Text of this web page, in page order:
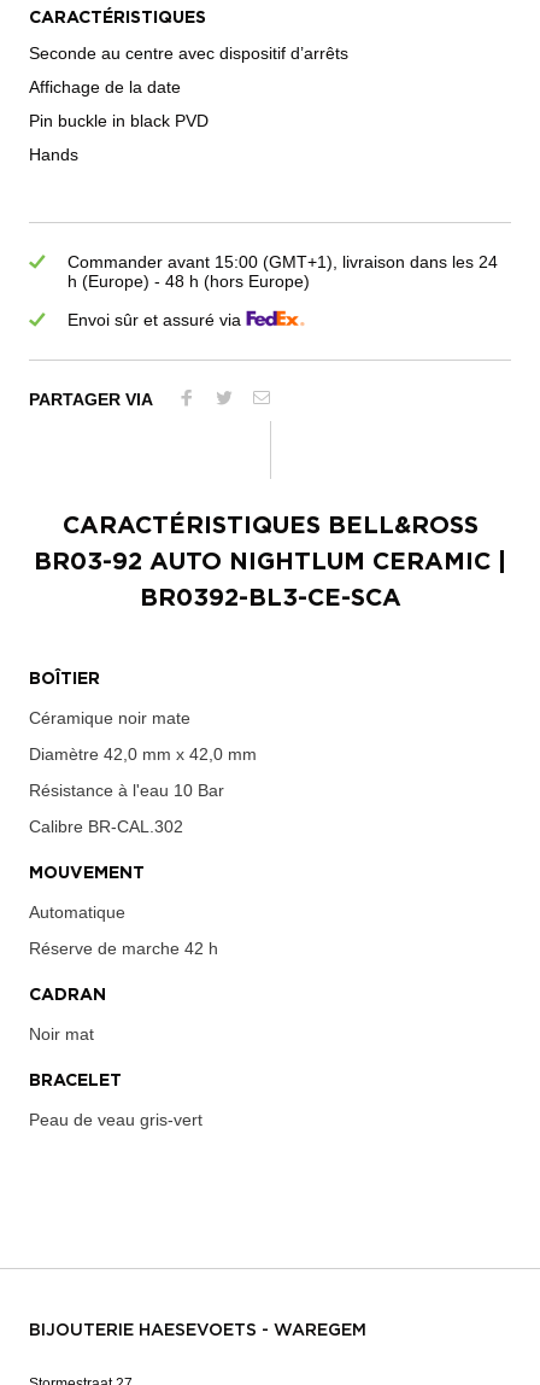
CARACTÉRISTIQUES
Seconde au centre avec dispositif d’arrêts
Affichage de la date
Pin buckle in black PVD
Hands
Commander avant 15:00 (GMT+1), livraison dans les 24
h (Europe) - 48 h (hors Europe)
Envoi sûr et assuré via
PARTAGER VIA
CARACTÉRISTIQUES BELL&ROSS
BR03-92 AUTO NIGHTLUM CERAMIC
BR0392-BL3-CE-SCA
BOÎTIER
Céramique noir mate
Diamètre 42,0 mm x 42,0 mm
Résistance à l'eau 10 Bar
Calibre BR-CAL.302
MOUVEMENT
Automatique
Réserve de marche 42 h
CADRAN
Noir mat
BRACELET
Peau de veau gris-vert
BIJOUTERIE HAESEVOETS - WAREGEM